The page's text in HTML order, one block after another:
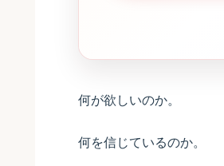
何が欲しいのか。
何を信じているのか。